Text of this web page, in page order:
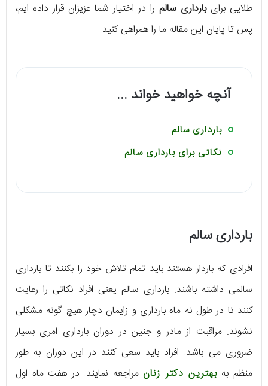
طلایی برایبارداری سالم را در اختیار شما عزیزان قرار داده ایم،
پس تا پایان این مقاله ما را همراهی کنید.
آنچه خواهید خواند ...
بارداری سالم
نکاتی برای بارداری سالم
بارداری سالم
افرادی که باردار هستند باید تمام تلاش خود را بکنند تا بارداری
سالمی داشته باشند. بارداری سالم یعنی افراد نکاتی را رعایت
کنند تا در طول نه ماه بارداری و زایمان دچار هیچ گونه مشکلی
نشوند. مراقبت از مادر و جنین در دوران بارداری امری بسیار
ضروری می باشد. افراد باید سعی کنند در این دوران به طور
منظم بهبهترین دکتر زنانمراجعه نمایند. در هفت ماه اول